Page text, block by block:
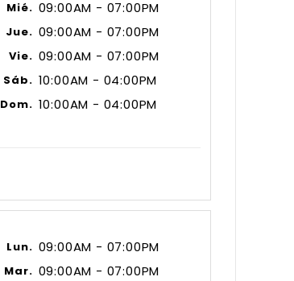
Mié. 09:00AM - 07:00PM
Jue. 09:00AM - 07:00PM
Vie. 09:00AM - 07:00PM
Sáb. 10:00AM - 04:00PM
Dom. 10:00AM - 04:00PM
Lun. 09:00AM - 07:00PM
Mar. 09:00AM - 07:00PM